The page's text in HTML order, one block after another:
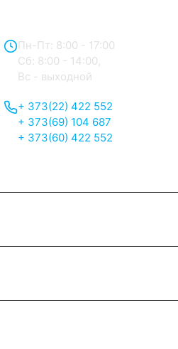
Пн-Пт: 8:00 - 17:00
Сб: 8:00 - 14:00,
Вс - выходной
+ 373(22) 422 552
+ 373(69) 104 687
+ 373(60) 422 552